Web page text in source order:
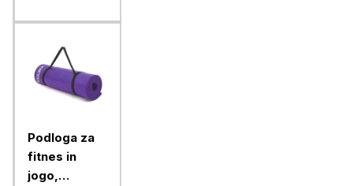
Podloga za
fitnes in
jogo,